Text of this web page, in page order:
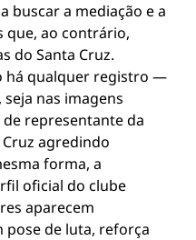
buscar a mediação e a
que, ao contrário,
do Santa Cruz.
há qualquer registro —
nas imagens
representante da
agredindo
forma, a
oficial do clube
aparecem
de luta, reforça